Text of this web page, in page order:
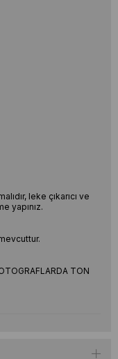
leke çıkarıcı ve
yapınız.
TON